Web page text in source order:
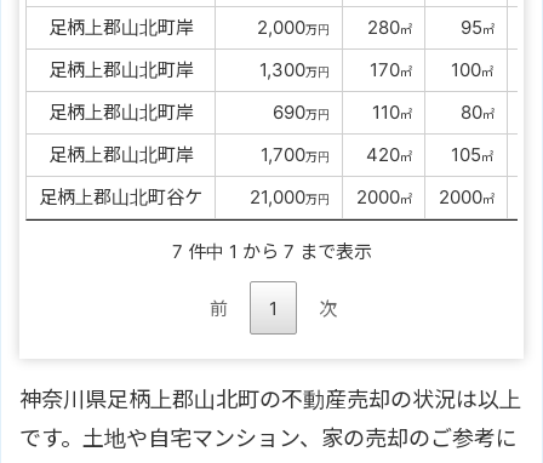
足柄上郡山北町岸 2,000万円 280㎡ 95㎡
足柄上郡山北町岸 1,300万円 170㎡ 100㎡
足柄上郡山北町岸 690万円 110㎡ 80㎡
足柄上郡山北町岸
1,700万円 420㎡ 105㎡
足柄上郡山北町谷ケ
21,000万円 2000㎡ 2000㎡
7 件中 1 から 7 まで表示
前 1 次
神奈川県足柄上郡山北町の不動産売却の状況は以上
です。土地や自宅マンション、家の売却のご参考に